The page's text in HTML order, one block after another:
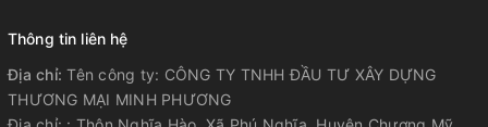
Thông tin liên hệ
Địa chỉ:Tên công ty: CÔNG TY TNHH ĐẦU TƯ XÂY DỰNG
THƯƠNG MẠI MINH PHƯƠNG